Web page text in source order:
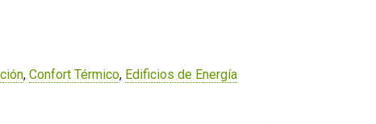
, Confort Térmico, Edificios de Energía